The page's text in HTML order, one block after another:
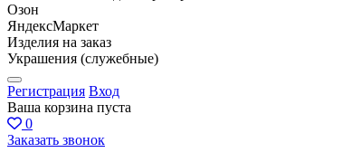
Озон
ЯндексМаркет
Изделия на заказ
Украшения (служебные)
Регистрация Вход
Ваша корзина пуста
0
Заказать звонок